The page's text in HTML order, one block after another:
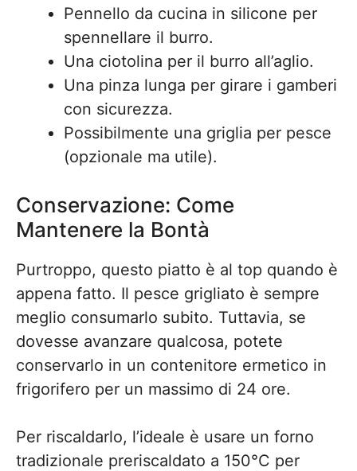
Pennello da cucina in silicone per
spennellare il burro.
Una ciotolina per il burro all’aglio.
Una pinza lunga per girare i gamberi
con sicurezza.
Possibilmente una griglia per pesce
(opzionale ma utile).
Conservazione: Come
Mantenere la Bontà
Purtroppo, questo piatto è al top quando è
appena fatto. Il pesce grigliato è sempre
meglio consumarlo subito. Tuttavia, se
dovesse avanzare qualcosa, potete
conservarlo in un contenitore ermetico in
frigorifero per un massimo di 24 ore.
Per riscaldarlo, l’ideale è usare un forno
tradizionale preriscaldato a 150°C per